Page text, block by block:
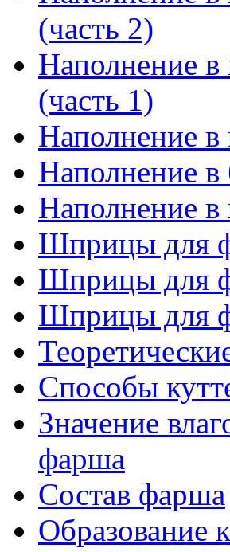
(часть 2)
Наполнение
(часть 1)
Наполнение в
Наполнение в
Наполнение в
Шприцы для
Шприцы для
Шприцы для
Способы
Значение
фарша
Состав фарша
Образование